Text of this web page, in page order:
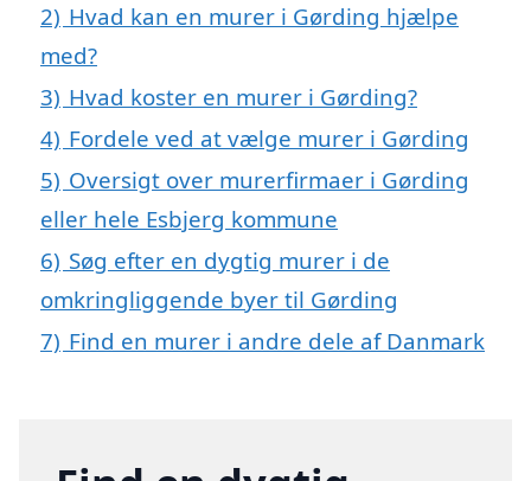
2) Hvad kan en murer i Gørding hjælpe
med?
3) Hvad koster en murer i Gørding?
4) Fordele ved at vælge murer i Gørding
5) Oversigt over murerfirmaer i Gørding
eller hele Esbjerg kommune
6) Søg efter en dygtig murer i de
omkringliggende byer til Gørding
7) Find en murer i andre dele af Danmark